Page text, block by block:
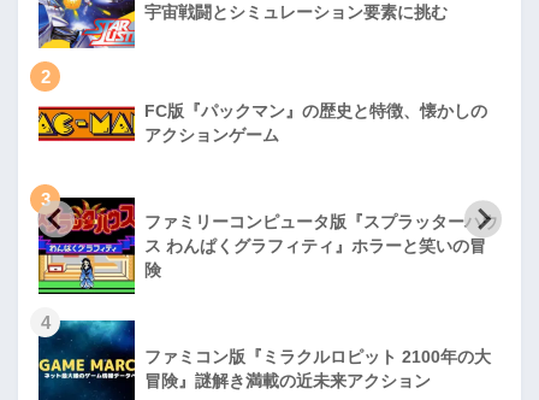
宇宙戦闘とシミュレーション要素に挑む
2
FC版『パックマン』の歴史と特徴、懐かしの
アクションゲーム
3
ファミリーコンピュータ版『スプラッターハウ
ス わんぱくグラフィティ』ホラーと笑いの冒
険
4
ファミコン版『ミラクルロピット 2100年の大
冒険』謎解き満載の近未来アクション